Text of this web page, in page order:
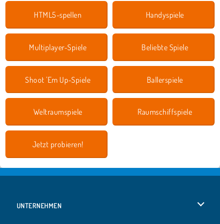
HTML5-spellen Handyspiele
Multiplayer-Spiele Beliebte Spiele
Shoot 'Em Up-Spiele Ballerspiele
Weltraumspiele Raumschiffspiele
Jetzt probieren!
UNTERNEHMEN